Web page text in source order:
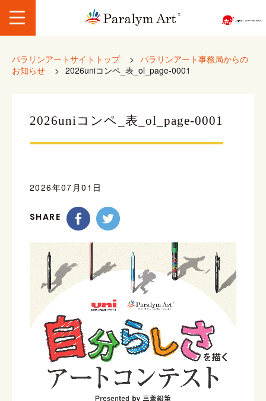
パラリンアートサイトトップ > パラリンアート事務局からの
お知らせ
> 2026uniコンペ_表_ol_page-0001
2026uniコンペ_表_ol_page-0001
2026年07月01日
SHARE